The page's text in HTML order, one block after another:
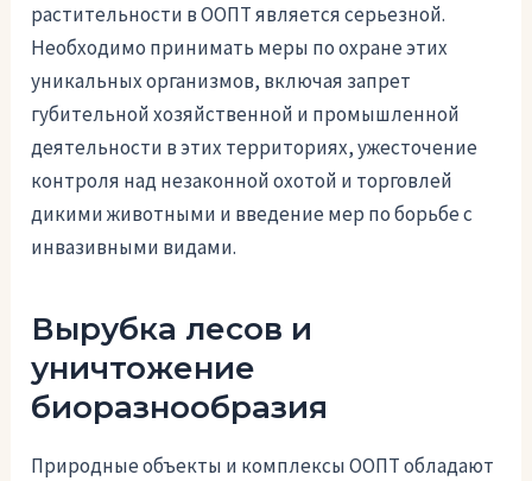
растительности в ООПТ является серьезной.
Необходимо принимать меры по охране этих
уникальных организмов, включая запрет
губительной хозяйственной и промышленной
деятельности в этих территориях, ужесточение
контроля над незаконной охотой и торговлей
дикими животными и введение мер по борьбе с
инвазивными видами.
Вырубка лесов и
уничтожение
биоразнообразия
Природные объекты и комплексы ООПТ обладают